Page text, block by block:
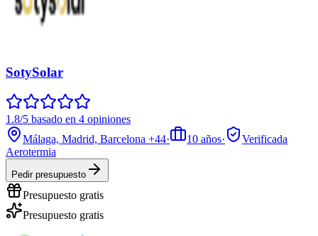
SotySolar
1.8/5 basado en 4 opiniones
Málaga, Madrid, Barcelona +44· 10 años·
Verificada
Aerotermia
Pedir presupuesto
Presupuesto gratis
Presupuesto gratis